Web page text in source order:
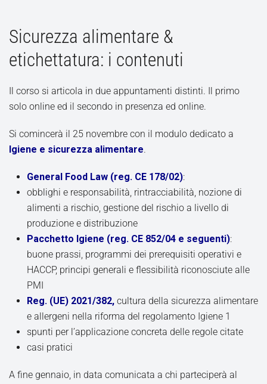
Sicurezza alimentare &
etichettatura: i contenuti
Il corso si articola in due appuntamenti distinti. Il primo
solo online ed il secondo in presenza ed online.
Si comincerà il 25 novembre con il modulo dedicato a
Igiene e sicurezza alimentare.
General Food Law (reg. CE 178/02):
obblighi e responsabilità, rintracciabilità, nozione di
alimenti a rischio, gestione del rischio a livello di
produzione e distribuzione
Pacchetto Igiene (reg. CE 852/04 e seguenti):
buone prassi, programmi dei prerequisiti operativi e
HACCP, principi generali e flessibilità riconosciute alle
PMI
Reg. (UE) 2021/382, cultura della sicurezza alimentare
e allergeni nella riforma del regolamento Igiene 1
spunti per l’applicazione concreta delle regole citate
casi pratici
A fine gennaio, in data comunicata a chi parteciperà al